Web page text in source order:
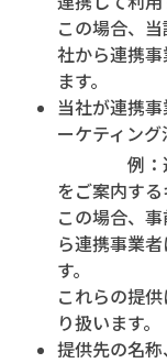
この場合、
社から連携
ます。
当社が連携
ーケティン
例：連携
をご案内す
この場合、
ら連携事業
す。
これらの提
り扱います。
提供先の名